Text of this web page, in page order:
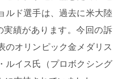
ルド選手は、過去に米大陸
績があります。今回の訴
のオリンピック金メダリス
ルイス氏（プロボクシング